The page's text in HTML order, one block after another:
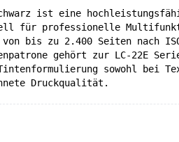
ist eine
für professionelle
bis zu 2.400 Seiten nach
gehört zur LC-22E
sowohl bei
Druckqualität.